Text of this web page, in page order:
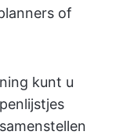
of
kunt u